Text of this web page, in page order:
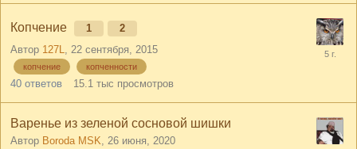
Копчение 1
2
Автор 127L 22 сентября, 2015
копчение копченности
40 ответов 15.1 тыс просмотров
Варенье из зеленой сосновой шишки
Автор Boroda MSK 26 июня, 2020